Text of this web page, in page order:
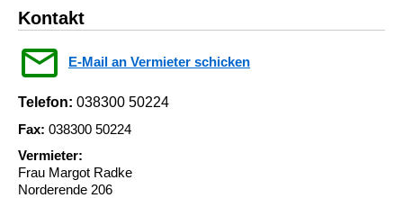
Kontakt
E-Mail an Vermieter schicken
Telefon: 038300 50224
Fax: 038300 50224
Vermieter:
Frau Margot Radke
Norderende 206